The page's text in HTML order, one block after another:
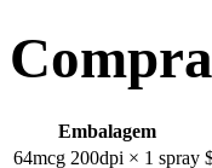
Embalagem
64mcg 200dpi × 1 spray